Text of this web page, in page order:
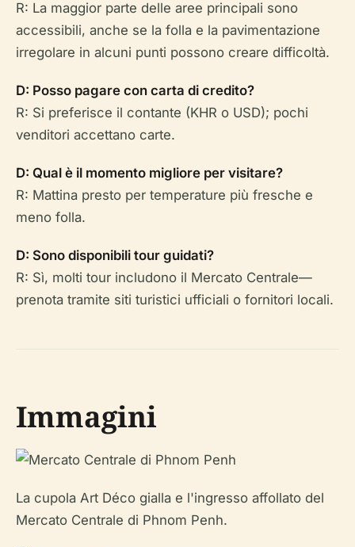
R: La maggior parte delle aree principali sono
accessibili, anche se la folla e la pavimentazione
irregolare in alcuni punti possono creare difficoltà.
D: Posso pagare con carta di credito?
R: Si preferisce il contante (KHR o USD); pochi
venditori accettano carte.
D: Qual è il momento migliore per visitare?
R: Mattina presto per temperature più fresche e
meno folla.
D: Sono disponibili tour guidati?
R: Sì, molti tour includono il Mercato Centrale—
prenota tramite siti turistici ufficiali o fornitori locali.
Immagini
La cupola Art Déco gialla e l'ingresso affollato del
Mercato Centrale di Phnom Penh.